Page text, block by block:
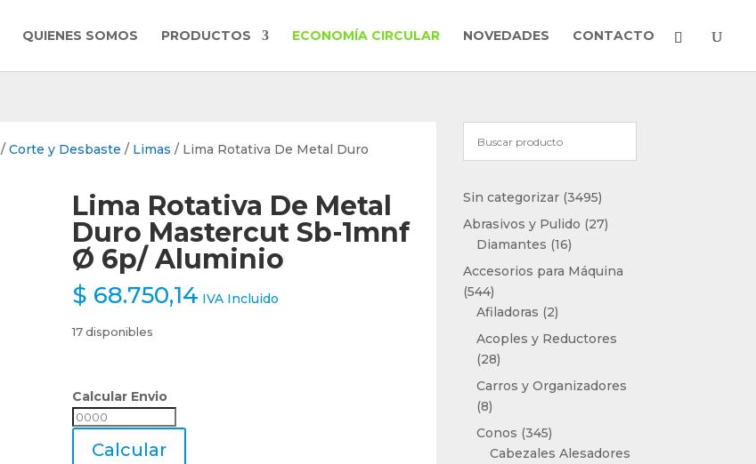
QUIENES SOMOS PRODUCTOS ECONOMÍA CIRCULAR NOVEDADES CONTACTO
/Corte y Desbaste / Limas / Lima Rotativa De Metal Duro
Lima Rotativa De Metal
Duro Mastercut Sb-1mnf
Ø 6p/ Aluminio
$ 68.750,14 IVA Incluido
17 disponibles
Calcular Envio
Calcular
Calcular
Sin categorizar 34953495
productos
Abrasivos y Pulido 2727
Diamantes 1616
productos
Accesorios para Máquina
544544
productos
Afiladoras 22
productos
Acoples y Reductores
2828
productos
Carros y Organizadores
88
productos
Conos 345345
productos
Cabezales Alesadores